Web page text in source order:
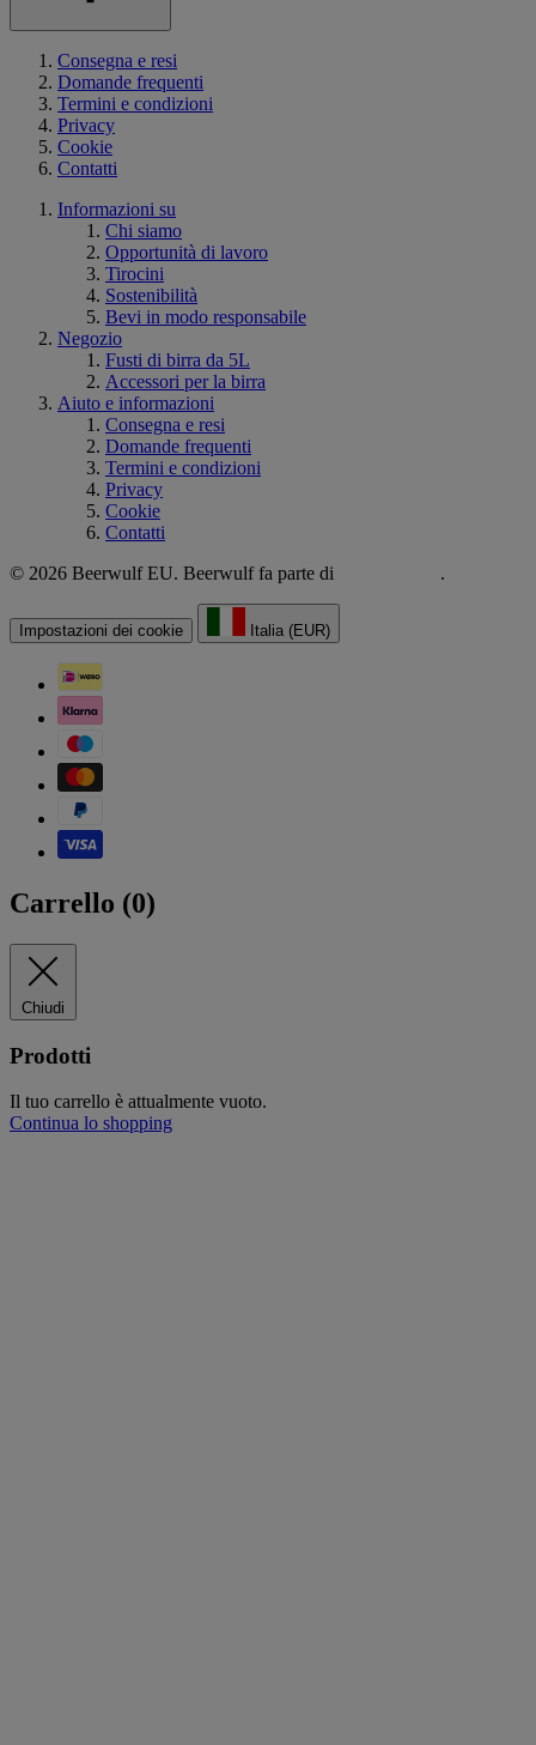
Consegna e resi
Domande frequenti
Termini e condizioni
Privacy
Cookie
Contatti
Informazioni su
Chi siamo
Opportunità di lavoro
Tirocini
Sostenibilità
Bevi in modo responsabile
Negozio
Fusti di birra da 5L
Accessori per la birra
Aiuto e informazioni
Consegna e resi
Domande frequenti
Termini e condizioni
Privacy
Cookie
Contatti
© 2026 Beerwulf EU. Beerwulf fa parte di
.
Impostazioni dei cookie Italia (EUR)
Carrello (0)
Chiudi
Prodotti
Il tuo carrello è attualmente vuoto.
Continua lo shopping